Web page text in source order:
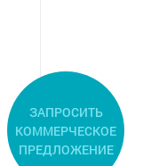
ЗАПРОСИТЬ
КОММЕРЧЕСКОЕ
ПРЕДЛОЖЕНИЕ